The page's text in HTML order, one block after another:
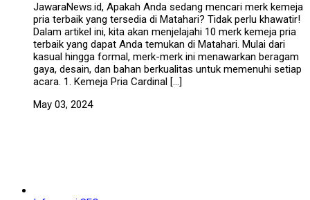
JawaraNews.id, Apakah Anda sedang mencari merk kemeja
pria terbaik yang tersedia di Matahari? Tidak perlu khawatir!
Dalam artikel ini, kita akan menjelajahi 10 merk kemeja pria
terbaik yang dapat Anda temukan di Matahari. Mulai dari
kasual hingga formal, merk-merk ini menawarkan beragam
gaya, desain, dan bahan berkualitas untuk memenuhi setiap
acara. 1. Kemeja Pria Cardinal […]
May 03, 2024